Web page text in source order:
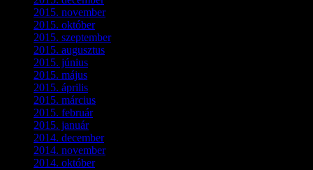
2015. november(4)
2015. október(4)
2015. szeptember(5)
2015. augusztus
2015. június
2015. május
2015. április
2015. március
2015. február(2)
2015. január(5)
2014. december(4)
2014. november(1)
2014. október(2)